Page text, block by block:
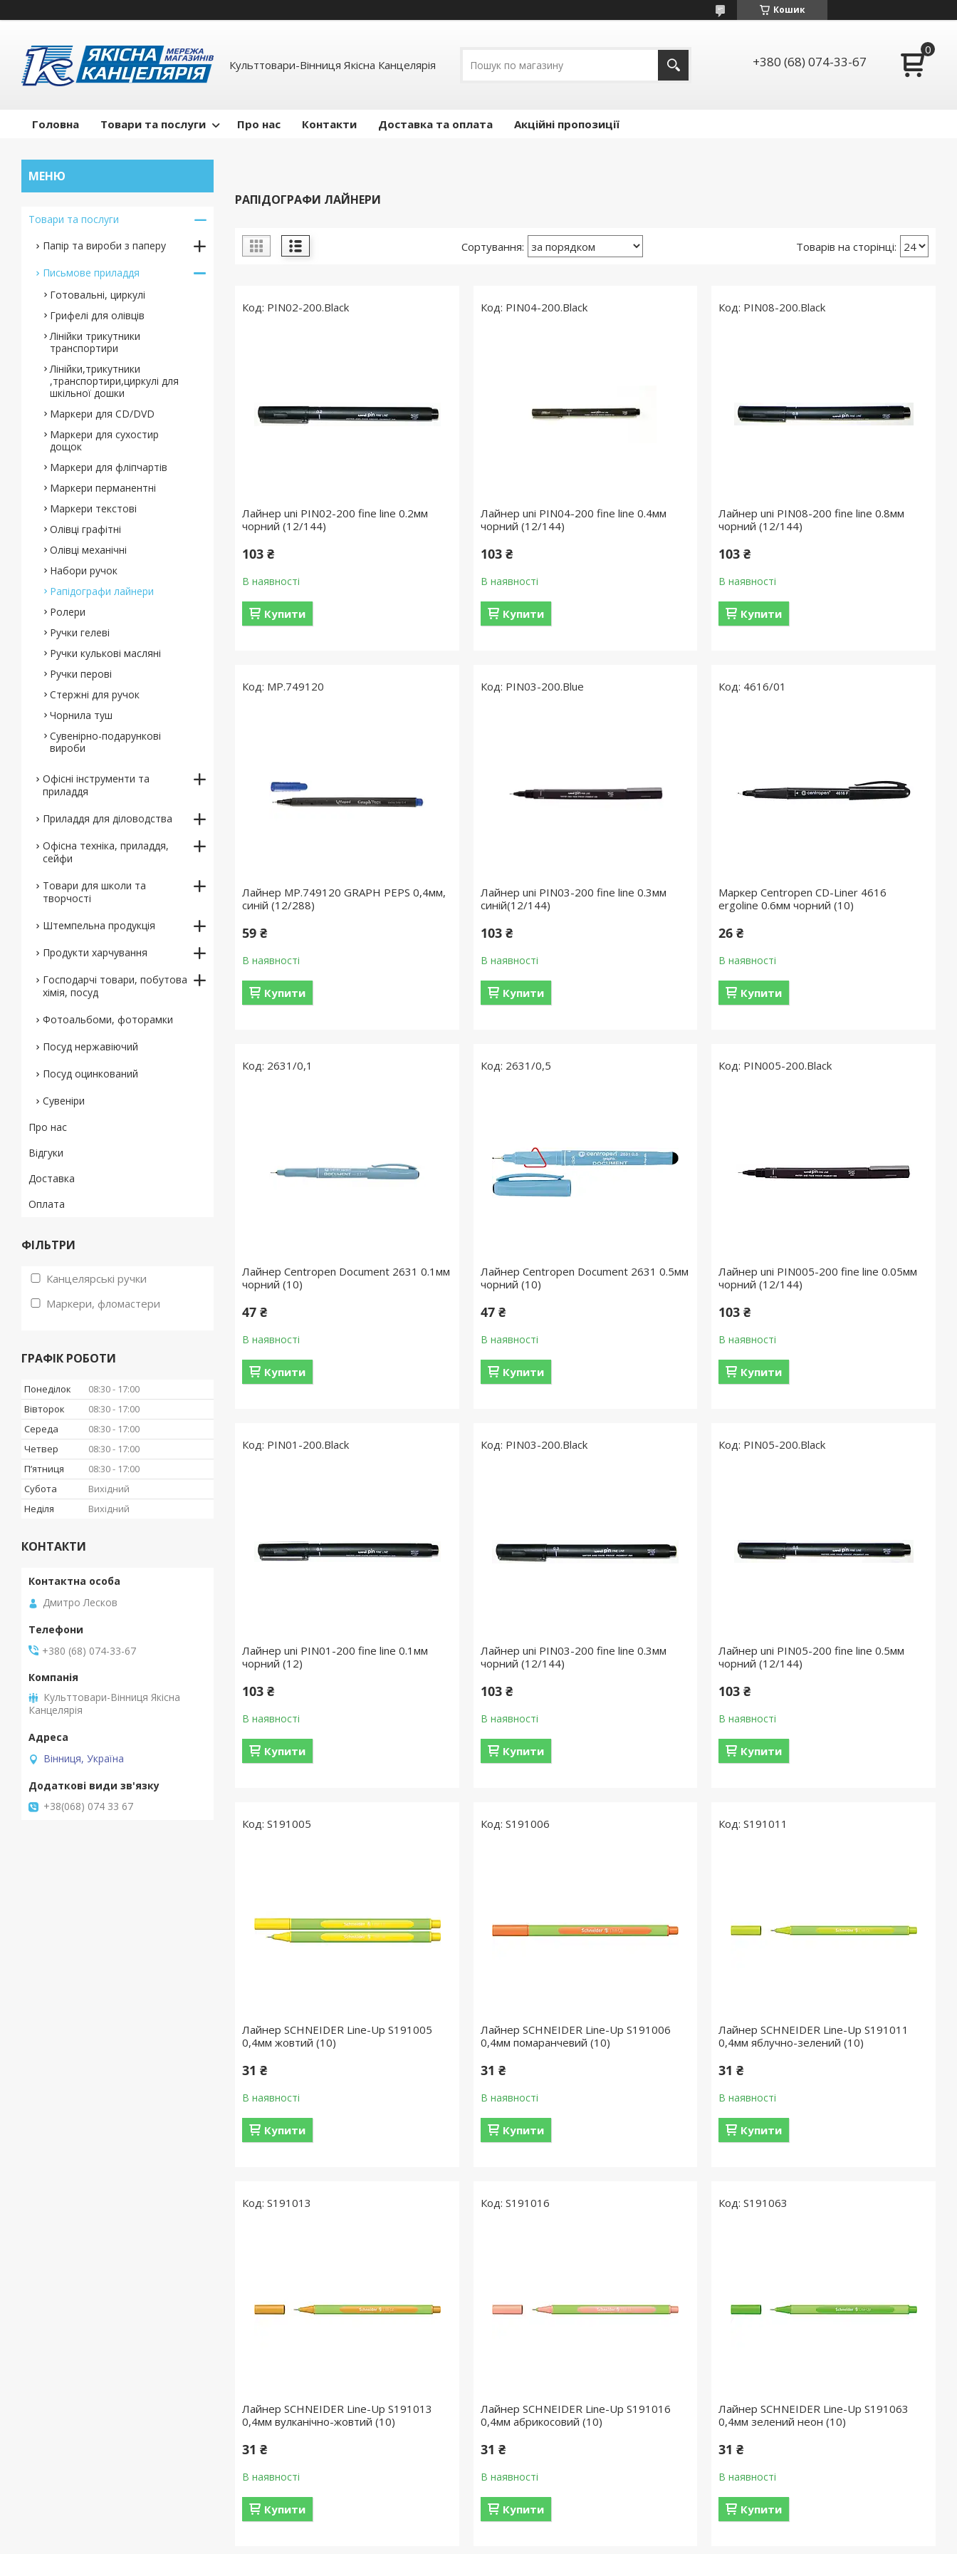
Кошик
Культтовари-Вінниця Якісна Канцелярія +380 (68) 074-33-67
Головна Товари та послуги Про нас Контакти Доставка та оплата Акційні пропозиції
РАПІДОГРАФИ ЛАЙНЕРИ
PIN02-200.Black
Лайнер uni PIN02-200 fine line 0.2мм
чорний (12/144)
103 ₴
В наявності
Купити
PIN04-200.Black
Лайнер uni PIN04-200 fine line 0.4мм
чорний (12/144)
103 ₴
В наявності
Купити
PIN08-200.Black
Лайнер uni PIN08-200 fine line 0.8мм
чорний (12/144)
103 ₴
В наявності
Купити
MP.749120
Лайнер MP.749120 GRAPH PEPS 0,4мм,
синій (12/288)
59 ₴
В наявності
Купити
PIN03-200.Blue
Лайнер uni PIN03-200 fine line 0.3мм
синій(12/144)
103 ₴
В наявності
Купити
4616/01
Маркер Centropen CD-Liner 4616
ergoline 0.6мм чорний (10)
26 ₴
В наявності
Купити
2631/0,1
Лайнер Centropen Document 2631 0.1мм
чорний (10)
47 ₴
В наявності
Купити
2631/0,5
Лайнер Centropen Document 2631 0.5мм
чорний (10)
47 ₴
В наявності
Купити
PIN005-200.Black
Лайнер uni PIN005-200 fine line 0.05мм
чорний (12/144)
103 ₴
В наявності
Купити
PIN01-200.Black
Лайнер uni PIN01-200 fine line 0.1мм
чорний (12)
103 ₴
В наявності
Купити
PIN03-200.Black
Лайнер uni PIN03-200 fine line 0.3мм
чорний (12/144)
103 ₴
В наявності
Купити
PIN05-200.Black
Лайнер uni PIN05-200 fine line 0.5мм
чорний (12/144)
103 ₴
В наявності
Купити
S191005
Лайнер SCHNEIDER Line-Up S191005
0,4мм жовтий (10)
31 ₴
В наявності
Купити
S191006
Лайнер SCHNEIDER Line-Up S191006
0,4мм помаранчевий (10)
31 ₴
В наявності
Купити
S191011
Лайнер SCHNEIDER Line-Up S191011
0,4мм яблучно-зелений (10)
31 ₴
В наявності
Купити
S191013
Лайнер SCHNEIDER Line-Up S191013
0,4мм вулканічно-жовтий (10)
31 ₴
В наявності
Купити
S191016
Лайнер SCHNEIDER Line-Up S191016
0,4мм абрикосовий (10)
31 ₴
В наявності
Купити
S191063
Лайнер SCHNEIDER Line-Up S191063
0,4мм зелений неон (10)
31 ₴
В наявності
Купити
Товари та послуги
Папір та вироби з паперу
Письмове приладдя
Готовальні, циркулі
Грифелі для олівців
Лінійки трикутники
транспортири
Лінійки,трикутники
,транспортири,циркулі для
шкільної дошки
Маркери для CD/DVD
Маркери для сухостир
дощок
Маркери для фліпчартів
Маркери перманентні
Маркери текстові
Олівці графітні
Олівці механічні
Набори ручок
Рапідографи лайнери
Ролери
Ручки гелеві
Ручки кулькові масляні
Ручки перові
Стержні для ручок
Чорнила туш
Сувенірно-подарункові
вироби
Офісні інструменти та
приладдя
Приладдя для діловодства
Офісна техніка, приладдя,
сейфи
Товари для школи та
творчості
Штемпельна продукція
Продукти харчування
Господарчі товари, побутова
хімія, посуд
Фотоальбоми, фоторамки
Посуд нержавіючий
Посуд оцинкований
Сувеніри
Про нас
Відгуки
Доставка
Оплата
ФІЛЬТРИ
Канцелярські ручки
Маркери, фломастери
ГРАФІК РОБОТИ
Понеділок 08:30
17:00
Вівторок
08:30
17:00
Середа
08:30
17:00
Четвер
08:30
17:00
Пʼятниця
08:30
17:00
Субота
Вихідний
Неділя
Вихідний
КОНТАКТИ
Дмитро Лесков
+380 (68) 074-33-67
Культтовари-Вінниця Якісна
Канцелярія
Вінниця, Україна
+38(068) 074 33 67